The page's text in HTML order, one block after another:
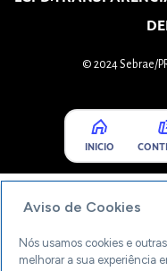
© 2024 Sebrae/
INICIO
Aviso de Cookies
Nós usamos cookies e
melhorar a sua experiência